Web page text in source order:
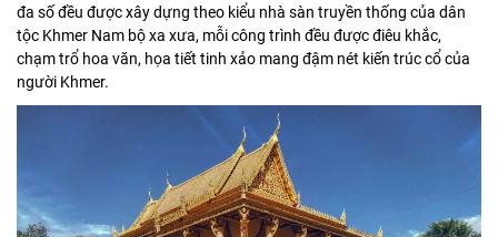
đa số đều được xây dựng theo kiểu nhà sàn truyền thống của dân
tộc Khmer Nam bộ xa xưa, mỗi công trình đều được điêu khắc,
chạm trổ hoa văn, họa tiết tinh xảo mang đậm nét kiến trúc cổ của
người Khmer.